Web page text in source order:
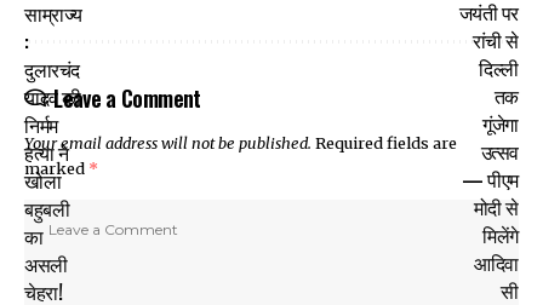
Leave a Comment
Your email address will not be published. Required fields are
marked *